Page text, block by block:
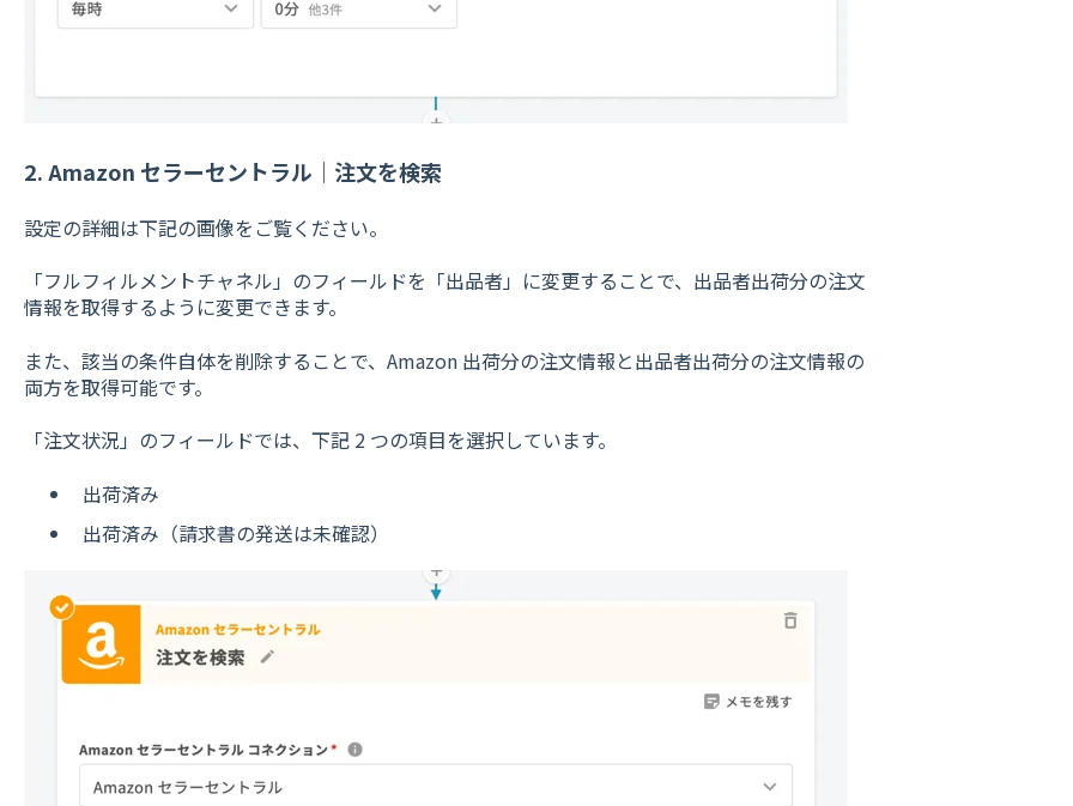
2. Amazon セラーセントラル｜注文を検索
設定の詳細は下記の画像をご覧ください。
「フルフィルメントチャネル」のフィールドを「出品者」に変更することで、出品者出荷分の注文
情報を取得するように変更できます。
また、該当の条件自体を削除することで、Amazon 出荷分の注文情報と出品者出荷分の注文情報の
両方を取得可能です。
「注文状況」のフィールドでは、下記 2 つの項目を選択しています。
出荷済み
出荷済み（請求書の発送は未確認）